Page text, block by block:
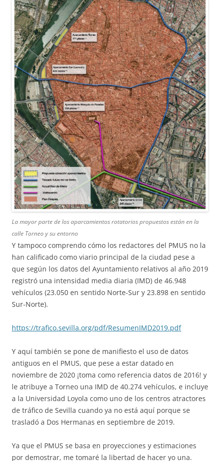
La mayor parte de los aparcamientos rotatorios propuestos están en la
calle Torneo y su entorno
Y tampoco comprendo cómo los redactores del PMUS no la
han calificado como viario principal de la ciudad pese a
que según los datos del Ayuntamiento relativos al año 2019
registró una intensidad media diaria (IMD) de 46.948
vehículos (23.050 en sentido Norte-Sur y 23.898 en sentido
Sur-Norte).
https://trafico.sevilla.org/pdf/ResumenIMD2019.pdf
Y aquí también se pone de manifiesto el uso de datos
antiguos en el PMUS, que pese a estar datado en
noviembre de 2020 ¡toma como referencia datos de 2016! y
le atribuye a Torneo una IMD de 40.274 vehículos, e incluye
a la Universidad Loyola como uno de los centros atractores
de tráfico de Sevilla cuando ya no está aquí porque se
trasladó a Dos Hermanas en septiembre de 2019.
Ya que el PMUS se basa en proyecciones y estimaciones
por demostrar, me tomaré la libertad de hacer yo una.